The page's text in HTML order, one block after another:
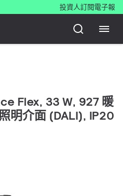
投資人訂閱電子報
Flex, 33 W, 927 暖
明介面 (DALI), IP20